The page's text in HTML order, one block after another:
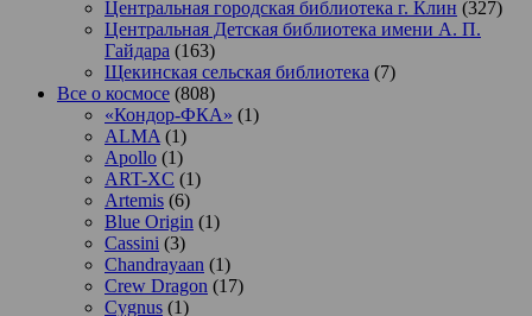
Центральная городская библиотека г. Клин (327)
Центральная Детская библиотека имени А. П.
Гайдара (163)
Щекинская сельская библиотека (7)
Все о космосе (808)
«Кондор-ФКА» (1)
ALMA (1)
Apollo (1)
ART-XC (1)
Artemis (6)
Blue Origin (1)
Cassini (3)
Chandrayaan (1)
Crew Dragon (17)
Cygnus (1)